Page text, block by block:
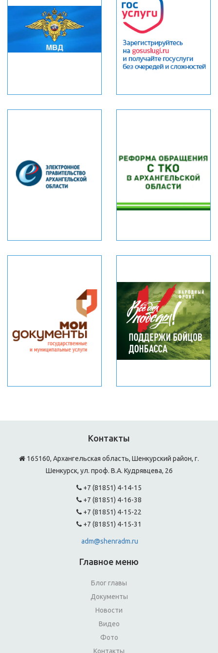
Контакты
165160, Архангельская область, Шенкурский район, г.
Шенкурск, ул. проф. В.А. Кудрявцева, 26
+7 (81851) 4-14-15
+7 (81851) 4-16-38
+7 (81851) 4-15-22
+7 (81851) 4-15-31
adm@shenradm.ru
Главное меню
Блог главы
Документы
Новости
Видео
Фото
Контакты